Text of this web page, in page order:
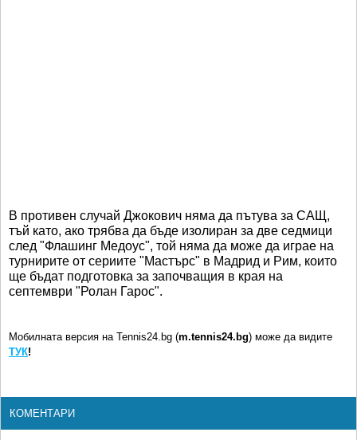
В противен случай Джокович няма да пътува за САЩ,
тъй като, ако трябва да бъде изолиран за две седмици
след "Флашинг Медоус", той няма да може да играе на
турнирите от сериите "Мастърс" в Мадрид и Рим, които
ще бъдат подготовка за започващия в края на
септември "Ролан Гарос".
Мобилната версия на Tennis24.bg (m.tennis24.bg) може да видите
ТУК!
КОМЕНТАРИ